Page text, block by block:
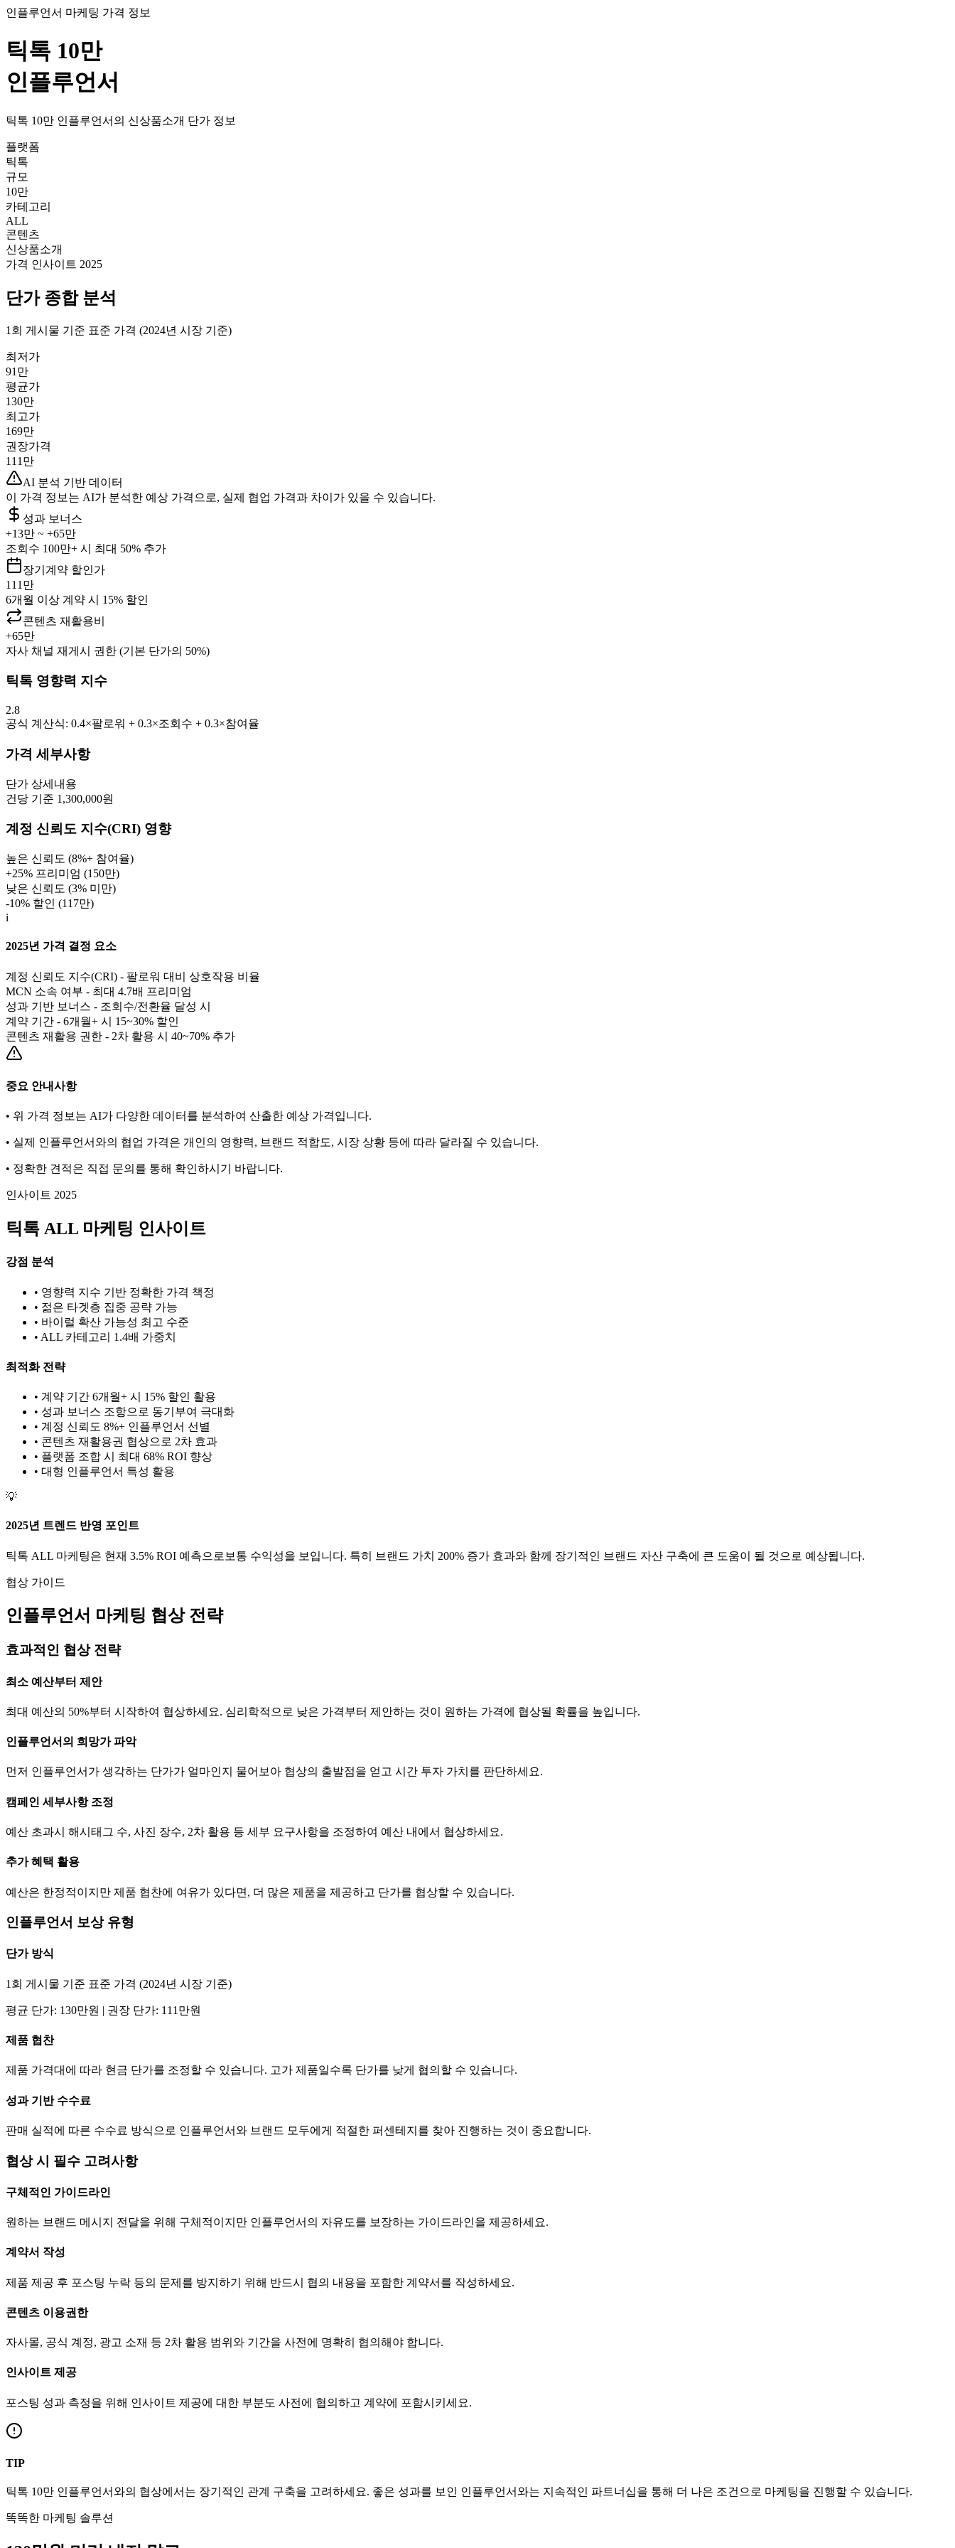
인플루언서 마케팅 가격 정보
틱톡 10만
인플루언서
틱톡 10만 인플루언서의 신상품소개 단가 정보
플랫폼
틱톡
규모
10만
카테고리
ALL
콘텐츠
신상품소개
가격 인사이트 2025
단가종합 분석
1회 게시물 기준 표준 가격 (2024년 시장 기준)
최저가
91만
평균가
130만
최고가
169만
권장가격
111만
AI 분석 기반 데이터
이 가격 정보는 AI가 분석한 예상 가격으로, 실제 협업 가격과 차이가 있을 수 있습니다.
성과 보너스
+13만 ~ +65만
조회수 100만+ 시 최대 50% 추가
장기계약 할인가
111만
6개월 이상 계약 시 15% 할인
콘텐츠 재활용비
+65만
자사 채널 재게시 권한 (기본 단가의 50%)
틱톡 영향력 지수
2.8
공식 계산식: 0.4×팔로워 + 0.3×조회수 + 0.3×참여율
가격 세부사항
단가 상세내용
건당 기준 1,300,000원
계정 신뢰도 지수(CRI) 영향
높은 신뢰도 (8%+ 참여율)
+25% 프리미엄 (150만)
낮은 신뢰도 (3% 미만)
-10% 할인 (117만)
i
2025년 가격 결정 요소
계정 신뢰도 지수(CRI) - 팔로워 대비 상호작용 비율
MCN 소속 여부 - 최대 4.7배 프리미엄
성과 기반 보너스 - 조회수/전환율 달성 시
계약 기간 - 6개월+ 시 15~30% 할인
콘텐츠 재활용 권한 - 2차 활용 시 40~70% 추가
중요 안내사항
• 위 가격 정보는 AI가 다양한 데이터를 분석하여 산출한 예상 가격입니다.
• 실제 인플루언서와의 협업 가격은 개인의 영향력, 브랜드 적합도, 시장 상황 등에 따라 달라질 수 있습니다.
• 정확한 견적은 직접 문의를 통해 확인하시기 바랍니다.
인사이트 2025
틱톡 ALL 마케팅 인사이트
강점 분석
• 영향력 지수 기반 정확한 가격 책정
• 젊은 타겟층 집중 공략 가능
• 바이럴 확산 가능성 최고 수준
• ALL 카테고리 1.4배 가중치
최적화 전략
• 계약 기간 6개월+ 시 15% 할인 활용
• 성과 보너스 조항으로 동기부여 극대화
• 계정 신뢰도 8%+ 인플루언서 선별
• 콘텐츠 재활용권 협상으로 2차 효과
• 플랫폼 조합 시 최대 68% ROI 향상
• 대형 인플루언서 특성 활용
💡
2025년 트렌드 반영 포인트
틱톡 ALL 마케팅은 현재 3.5% ROI 예측으로 보통 수익성을 보입니다. 특히 브랜드 가치 200% 증가 효과와 함께 장기적인 브랜드 자산 구축에 큰 도움이 될 것으로 예상됩니다.
협상 가이드
인플루언서 마케팅 협상 전략
효과적인 협상 전략
최소 예산부터 제안
최대 예산의 50%부터 시작하여 협상하세요. 심리학적으로 낮은 가격부터 제안하는 것이 원하는 가격에 협상될 확률을 높입니다.
인플루언서의 희망가 파악
먼저 인플루언서가 생각하는 단가가 얼마인지 물어보아 협상의 출발점을 얻고 시간 투자 가치를 판단하세요.
캠페인 세부사항 조정
예산 초과시 해시태그 수, 사진 장수, 2차 활용 등 세부 요구사항을 조정하여 예산 내에서 협상하세요.
추가 혜택 활용
예산은 한정적이지만 제품 협찬에 여유가 있다면, 더 많은 제품을 제공하고 단가를 협상할 수 있습니다.
인플루언서 보상 유형
단가방식
1회 게시물 기준 표준 가격 (2024년 시장 기준)
평균 단가: 130만원 | 권장 단가: 111만원
제품 협찬
제품 가격대에 따라 현금 단가를 조정할 수 있습니다. 고가 제품일수록 단가를 낮게 협의할 수 있습니다.
성과 기반 수수료
판매 실적에 따른 수수료 방식으로 인플루언서와 브랜드 모두에게 적절한 퍼센테지를 찾아 진행하는 것이 중요합니다.
협상 시 필수 고려사항
구체적인 가이드라인
원하는 브랜드 메시지 전달을 위해 구체적이지만 인플루언서의 자유도를 보장하는 가이드라인을 제공하세요.
계약서 작성
제품 제공 후 포스팅 누락 등의 문제를 방지하기 위해 반드시 협의 내용을 포함한 계약서를 작성하세요.
콘텐츠 이용권한
자사몰, 공식 계정, 광고 소재 등 2차 활용 범위와 기간을 사전에 명확히 협의해야 합니다.
인사이트 제공
포스팅 성과 측정을 위해 인사이트 제공에 대한 부분도 사전에 협의하고 계약에 포함시키세요.
TIP
틱톡 10만 인플루언서와의 협상에서는 장기적인 관계 구축을 고려하세요. 좋은 성과를 보인 인플루언서와는 지속적인 파트너십을 통해 더 나은 조건으로 마케팅을 진행할 수 있습니다.
똑똑한 마케팅 솔루션